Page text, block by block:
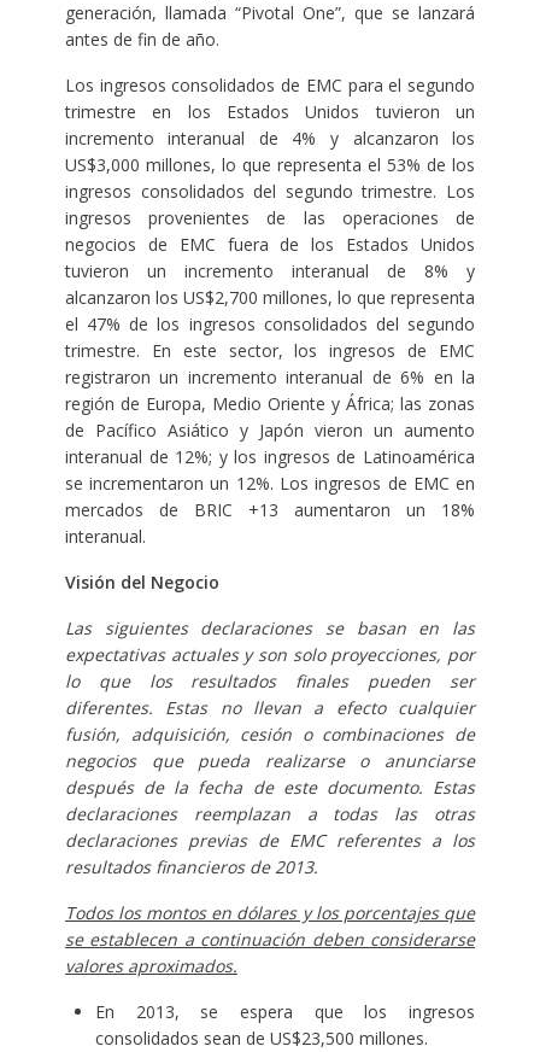
generación, llamada “Pivotal One”, que se lanzará
antes de fin de año.
Los ingresos consolidados de EMC para el segundo
trimestre en los Estados Unidos tuvieron un
incremento interanual de 4% y alcanzaron los
US$3,000 millones, lo que representa el 53% de los
ingresos consolidados del segundo trimestre. Los
ingresos provenientes de las operaciones de
negocios de EMC fuera de los Estados Unidos
tuvieron un incremento interanual de 8% y
alcanzaron los US$2,700 millones, lo que representa
el 47% de los ingresos consolidados del segundo
trimestre. En este sector, los ingresos de EMC
registraron un incremento interanual de 6% en la
región de Europa, Medio Oriente y África; las zonas
de Pacífico Asiático y Japón vieron un aumento
interanual de 12%; y los ingresos de Latinoamérica
se incrementaron un 12%. Los ingresos de EMC en
mercados de BRIC +13 aumentaron un 18%
interanual.
Visión del Negocio
Las siguientes declaraciones se basan en las
expectativas actuales y son solo proyecciones, por
lo que los resultados finales pueden ser
diferentes. Estas no llevan a efecto cualquier
fusión, adquisición, cesión o combinaciones de
negocios que pueda realizarse o anunciarse
después de la fecha de este documento. Estas
declaraciones reemplazan a todas las otras
declaraciones previas de EMC referentes a los
resultados financieros de 2013.
Todos los montos en dólares y los porcentajes que
se establecen a continuación deben considerarse
valores aproximados.
En 2013, se espera que los ingresos
consolidados sean de US$23,500 millones.